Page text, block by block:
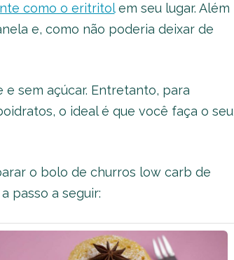
como o eritritolem seu lugar. Além
e, como não poderia deixar de
sem açúcar. Entretanto, para
o ideal é que você faça o seu
o bolo de churros low carb de
passo a seguir: